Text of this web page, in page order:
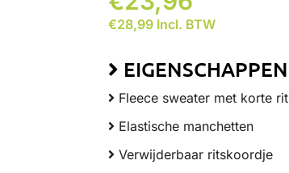
€28,99 Incl. BTW
EIGENSCHAPPEN
Fleece sweater met korte
Elastische manchetten
Verwijderbaar ritskoordje